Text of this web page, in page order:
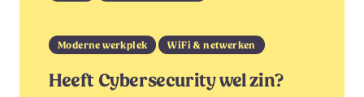
Moderne werkplek WiFi & netwerken
Heeft Cybersecurity wel zin?